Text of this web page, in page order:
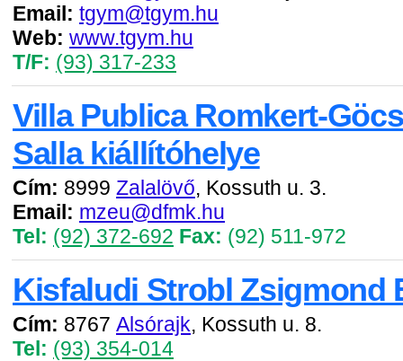
Email: tgym@tgym.hu
Web: www.tgym.hu
T/F: (93) 317-233
Villa Publica Romkert-
Salla kiállítóhelye
Cím: 8999 Zalalövő, Kossuth u. 3.
Email: mzeu@dfmk.hu
Tel: (92) 372-692 Fax: (92) 511-972
Kisfaludi Strobl Zsigmond
Cím: 8767 Alsórajk, Kossuth u. 8.
Tel: (93) 354-014